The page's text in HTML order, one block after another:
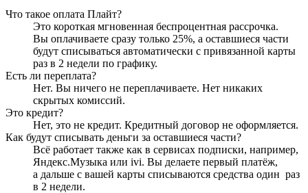
Что такое оплата Плайт?
Это короткая мгновенная беспроцентная рассрочка.
Вы оплачиваете сразу только 25%, а оставшиеся части
будут списываться автоматически с привязанной карты
раз в 2 недели по графику.
Есть ли переплата?
Нет. Вы ничего не переплачиваете. Нет никаких
скрытых комиссий.
Это кредит?
Нет, это не кредит. Кредитный договор не оформляется.
Как будут списывать деньги за оставшиеся части?
Всё работает также как в сервисах подписки, например,
Яндекс.Музыка или ivi. Вы делаете первый платёж,
а дальше с вашей карты списываются средства один раз
в 2 недели.